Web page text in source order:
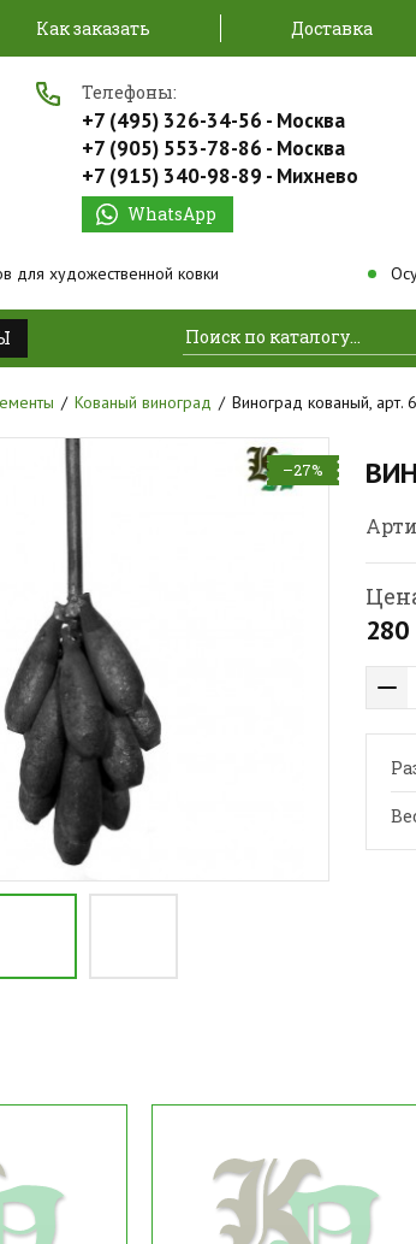
Как заказать Доставка
Телефоны:
+7 (495) 326-34-56 - Москва
+7 (905) 553-78-86 - Москва
+7 (915) 340-98-89 - Михнево
WhatsApp
для художественной ковки
Кованый виноград Виноград кованый, арт.
280
–27%